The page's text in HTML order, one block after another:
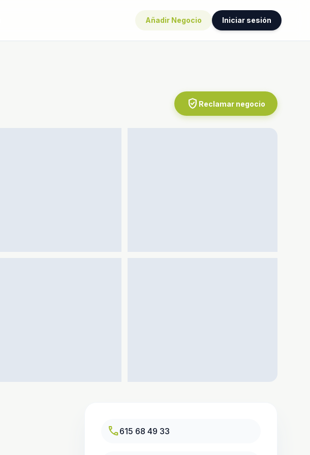
Añadir Negocio Iniciar sesión
verified_user Reclamar negocio
call615 68 49 33